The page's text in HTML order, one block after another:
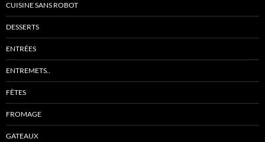
CUISINE SANS ROBOT
DESSERTS
ENTRÉES
ENTREMETS..
FÊTES
FROMAGE
GATEAUX